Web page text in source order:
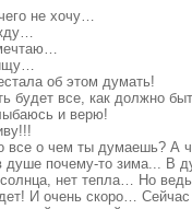
не хочу…
об этом думать!
будет все, как должно
и верю!
все о чем ты думаешь? А
душе почему-то зима... В
нет тепла… Но
И очень скоро…